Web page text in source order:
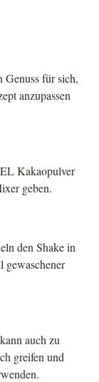
Genuss für sich,
anzupassen
Kakaopulver
geben.
den Shake in
gewaschener
auch zu
greifen und